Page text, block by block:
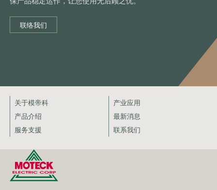
联络我们
关于模帝科
产业应用
产品介绍
最新消息
服务支援
联系我们